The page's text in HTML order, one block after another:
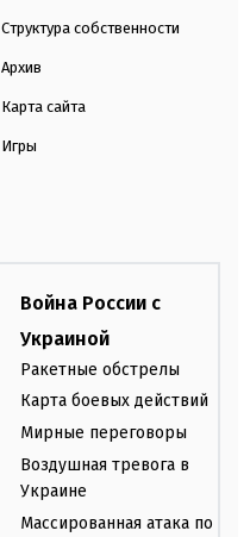
Структура собственности
Архив
Карта сайта
Игры
Война России с
Украиной
Ракетные обстрелы
Карта боевых действий
Мирные переговоры
Воздушная тревога в
Украине
Массированная атака по